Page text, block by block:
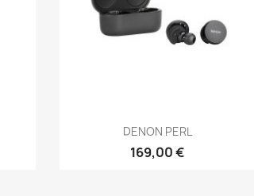
Anteprima
DENON PERL
169,00 €